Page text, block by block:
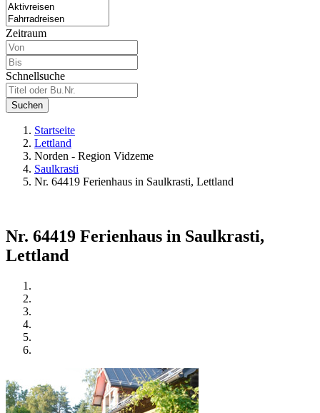
Zeitraum
Schnellsuche
Suchen
Startseite
Lettland
Norden - Region Vidzeme
Saulkrasti
Nr. 64419 Ferienhaus in Saulkrasti, Lettland
Nr. 64419 Ferienhaus in Saulkrasti,
Lettland